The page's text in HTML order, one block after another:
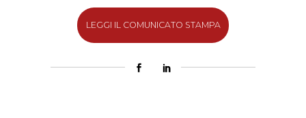
LEGGI IL COMUNICATO STAMPA